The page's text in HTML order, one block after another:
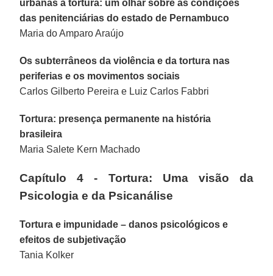
urbanas à tortura: um olhar sobre as condições
das penitenciárias do estado de Pernambuco
Maria do Amparo Araújo
Os subterrâneos da violência e da tortura nas
periferias e os movimentos sociais
Carlos Gilberto Pereira e Luiz Carlos Fabbri
Tortura: presença permanente na história
brasileira
Maria Salete Kern Machado
Capítulo 4 - Tortura: Uma visão da
Psicologia e da Psicanálise
Tortura e impunidade – danos psicológicos e
efeitos de subjetivação
Tania Kolker